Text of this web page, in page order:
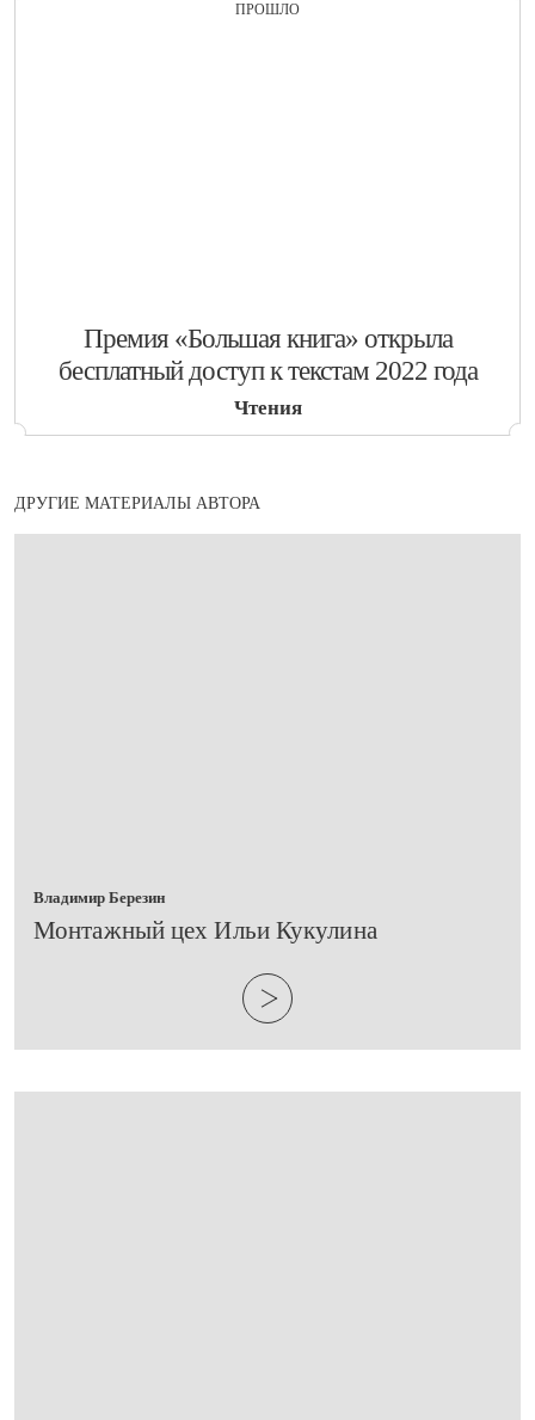
ПРОШЛО
​Премия «Большая книга» открыла
бесплатный доступ к текстам 2022 года
Чтения
ДРУГИЕ МАТЕРИАЛЫ АВТОРА
Владимир Березин
​Монтажный цех Ильи Кукулина